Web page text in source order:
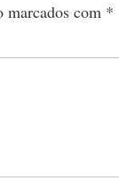
marcados com *